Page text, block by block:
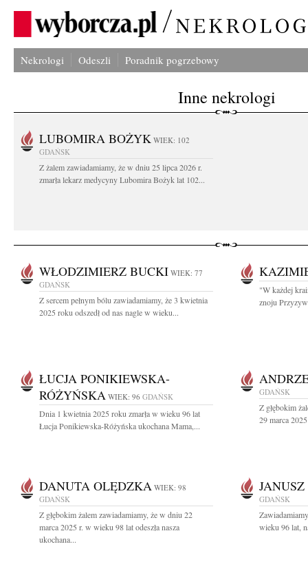
Nekrologi Odeszli Poradnik pogrzebowy
Inne nekrologi
LUBOMIRA BOŻYK WIEK: 102
GDAŃSK
Z żalem zawiadamiamy, że w dniu 25 lipca 2026 r.
zmarła lekarz medycyny Lubomira Bożyk lat 102...
WŁODZIMIERZ BUCKI WIEK: 77
GDAŃSK
Z sercem pełnym bólu zawiadamiamy, że 3 kwietnia
2025 roku odszedł od nas nagle w wieku...
"W każdej
znoju
ŁUCJA PONIKIEWSKA-
RÓŻYŃSKA WIEK: 96 GDAŃSK
Dnia 1 kwietnia 2025 roku zmarła w wieku 96 lat
Łucja Ponikiewska-Różyńska ukochana Mama,...
GDAŃSK
Z głębokim
29 marca
DANUTA OLĘDZKA WIEK: 98
GDAŃSK
Z głębokim żalem zawiadamiamy, że w dniu 22
marca 2025 r. w wieku 98 lat odeszła nasza
ukochana...
GDAŃSK
wieku 96 lat,